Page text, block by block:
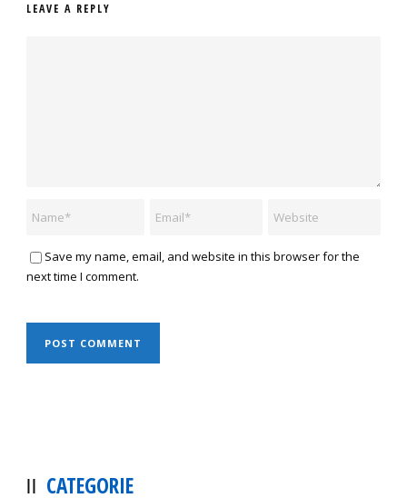
LEAVE A REPLY
Save my name, email, and website in this browser for the
next time I comment.
CATEGORIE